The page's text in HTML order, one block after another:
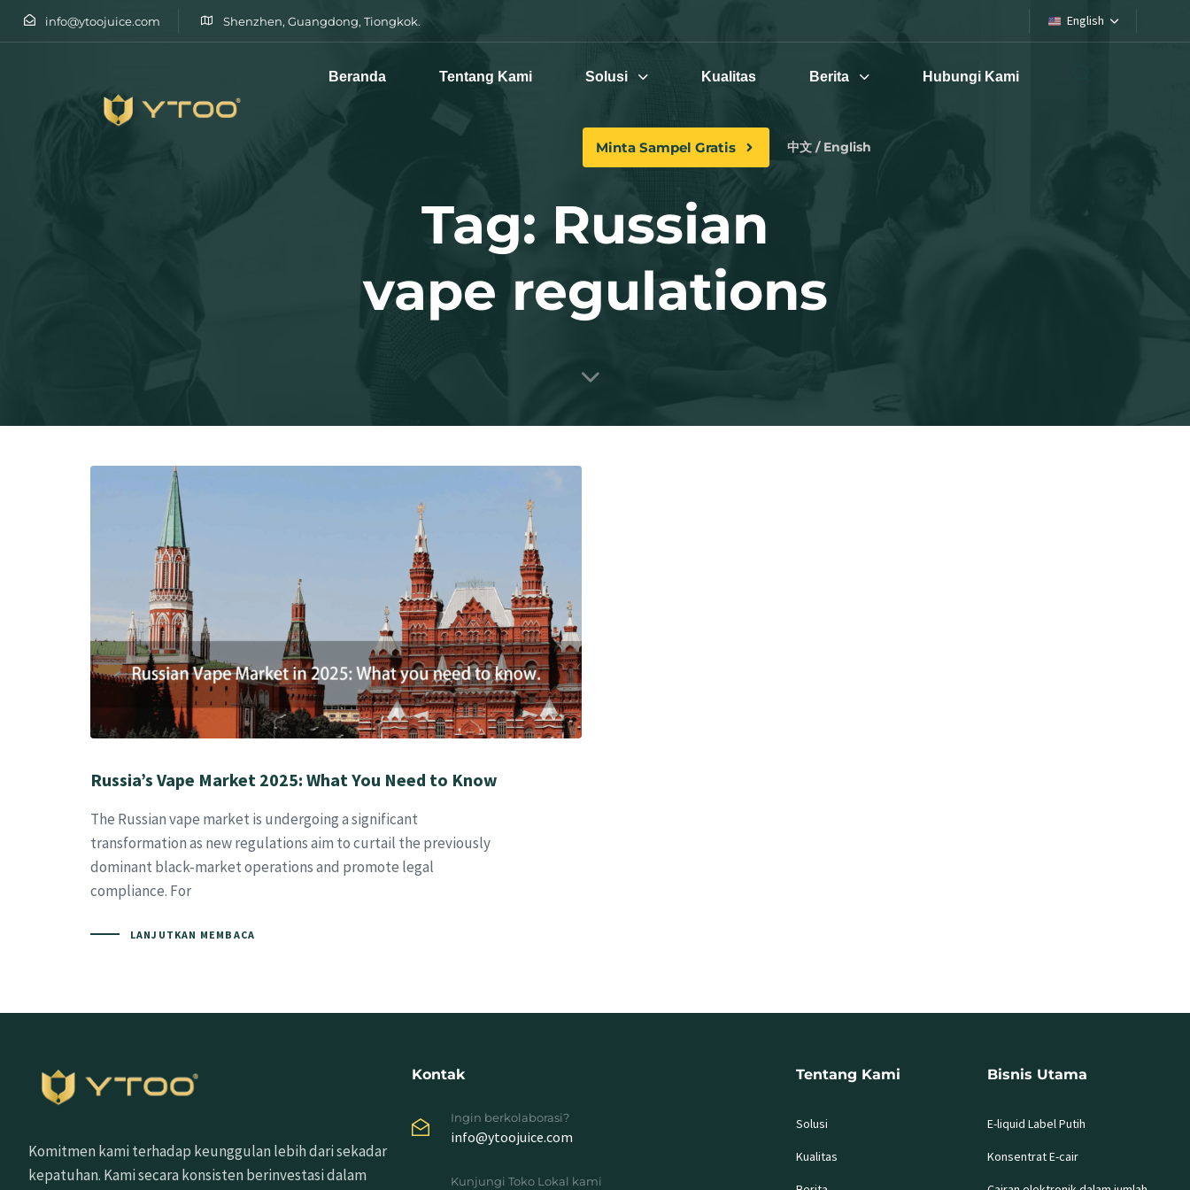
info@ytoojuice.com Shenzhen, Guangdong, Tiongkok. English
Ketik dan tekan enter
Beranda Tentang Kami Solusi Kualitas Berita Hubungi Kami
Minta Sampel Gratis 中文 / English
Tag: Russian
vape regulations
Russia’s Vape Market 2025: What You Need to Know
The Russian vape market is undergoing a significant
transformation as new regulations aim to curtail the previously
dominant black-market operations and promote legal
compliance. For
LANJUTKAN MEMBACA
Komitmen kami terhadap keunggulan lebih dari sekadar
kepatuhan. Kami secara konsisten berinvestasi dalam
Kontak
Ingin berkolaborasi?
info@ytoojuice.com
Kunjungi Toko Lokal kami
Tentang Kami
Solusi
Kualitas
Bisnis Utama
E-liquid Label Putih
Konsentrat E-cair